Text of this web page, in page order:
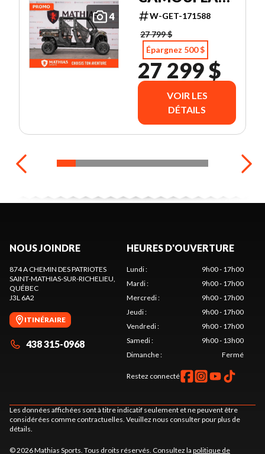
4
KANATI
W-GET-171588
27 799 $
Épargnez 500 $
27 299 $
VOIR LES
DÉTAILS
NOUS JOINDRE
874 A CHEMIN DES PATRIOTES
SAINT-MATHIAS-SUR-RICHELIEU,
QUÉBEC
J3L 6A2
ITINÉRAIRE
438 315-0968
HEURES D'OUVERTURE
Lundi:
9h00 - 17h00
Mardi:
9h00 - 17h00
Mercredi:
9h00 - 17h00
Jeudi:
9h00 - 17h00
Vendredi:
9h00 - 17h00
Samedi:
9h00 - 13h00
Dimanche: Fermé
Restez connecté
Les données affichées sont à titre indicatif seulement et ne peuvent être
considérées comme contractuelles. Veuillez nous consulter pour plus de
détails.
© 2026 Mathias Sports. Tous droits réservés. Consultez la politique de